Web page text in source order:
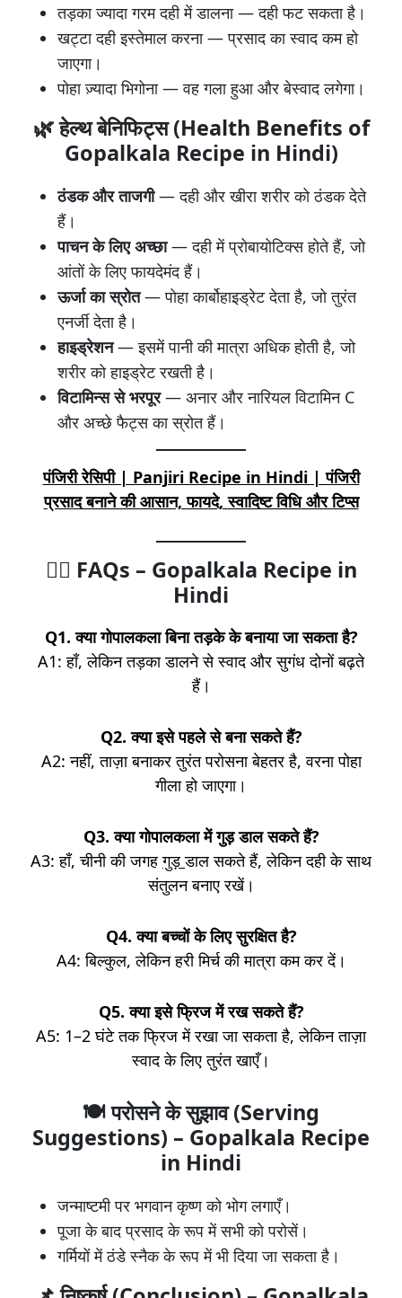
तड़का ज्यादा गरम दही में डालना — दही फट सकता है।
खट्टा दही इस्तेमाल करना — प्रसाद का स्वाद कम हो
जाएगा।
पोहा ज़्यादा भिगोना — वह गला हुआ और बेस्वाद लगेगा।
🌿हेल्थ बेनिफिट्स (Health Benefits of
Gopalkala Recipe in Hindi)
ठंडक और ताजगी— दही और खीरा शरीर को ठंडक देते
हैं।
पाचन के लिए अच्छा— दही में प्रोबायोटिक्स होते हैं, जो
आंतों के लिए फायदेमंद हैं।
ऊर्जा का स्रोत— पोहा कार्बोहाइड्रेट देता है, जो तुरंत
एनर्जी देता है।
हाइड्रेशन— इसमें पानी की मात्रा अधिक होती है, जो
शरीर को हाइड्रेट रखती है।
विटामिन्स से भरपूर— अनार और नारियल विटामिन C
और अच्छे फैट्स का स्रोत हैं।
पंजिरी रेसिपी | Panjiri Recipe in Hindi | पंजिरी
प्रसाद बनाने की आसान, फायदे, स्वादिष्ट विधि और टिप्स
🙋‍♀️ FAQs – Gopalkala Recipe in
Hindi
Q1. क्या गोपालकला बिना तड़के के बनाया जा सकता है?
A1: हाँ, लेकिन तड़का डालने से स्वाद और सुगंध दोनों बढ़ते
हैं।
Q2. क्या इसे पहले से बना सकते हैं?
A2: नहीं, ताज़ा बनाकर तुरंत परोसना बेहतर है, वरना पोहा
गीला हो जाएगा।
Q3. क्या गोपालकला में गुड़ डाल सकते हैं?
A3: हाँ, चीनी की जगहगुड़डाल सकते हैं, लेकिन दही के साथ
संतुलन बनाए रखें।
Q4. क्या बच्चों के लिए सुरक्षित है?
A4: बिल्कुल, लेकिन हरी मिर्च की मात्रा कम कर दें।
Q5. क्या इसे फ्रिज में रख सकते हैं?
A5: 1–2 घंटे तक फ्रिज में रखा जा सकता है, लेकिन ताज़ा
स्वाद के लिए तुरंत खाएँ।
🍽️परोसने के सुझाव (Serving
Suggestions) – Gopalkala Recipe
in Hindi
जन्माष्टमी पर भगवान कृष्ण को भोग लगाएँ।
पूजा के बाद प्रसाद के रूप में सभी को परोसें।
गर्मियों में ठंडे स्नैक के रूप में भी दिया जा सकता है।